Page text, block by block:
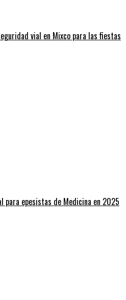
vial en Mixco para las fiestas
para epesistas de Medicina en 2025